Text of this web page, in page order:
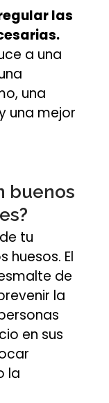
las
a una
una
una mejor
buenos
tu
huesos. El
de
la
en sus
la